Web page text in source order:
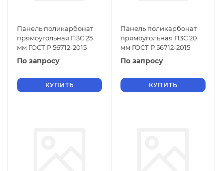
Панель поликарбонат
прямоугольная П3С 25
мм ГОСТ Р 56712-2015
По запросу
КУПИТЬ
Панель поликарбонат
прямоугольная П3С 20
мм ГОСТ Р 56712-2015
По запросу
КУПИТЬ